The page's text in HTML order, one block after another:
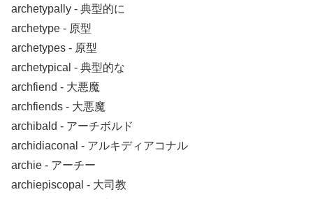
archetypally ‐ 典型的に
archetype ‐ 原型
archetypes ‐ 原型
archetypical ‐ 典型的な
archfiend ‐ 大悪魔
archfiends ‐ 大悪魔
archibald ‐ アーチボルド
archidiaconal ‐ アルキディアコナル
archie ‐ アーチー
archiepiscopal ‐ 大司教